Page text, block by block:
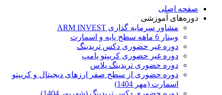
صفحه اصلی
دوره‌های آموزشی
مشاور سرمایه گذاری ARM INVEST
وبینار 6 ماهه سطح پایه و اسمارت
دوره غیر حضوری دکس تریدینگ
دوره غیر حضوری کریپتو پامپ
دوره حضوری تریدینگ پلاس
دوره حضوری از سطح صفر ارزهای دیجیتال و کریپتو
اسمارت (مهر 1404)